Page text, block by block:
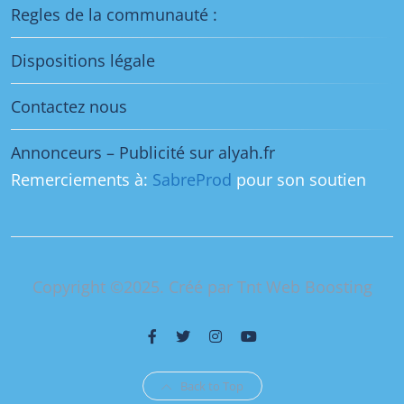
Regles de la communauté :
Dispositions légale
Contactez nous
Annonceurs – Publicité sur alyah.fr
Remerciements à: SabreProd pour son soutien
Copyright ©2025. Créé par Tnt Web Boosting
Back to Top